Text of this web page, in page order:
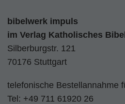
bibelwerk impuls
im Verlag Katholisches
Silberburgstr. 121
70176 Stuttgart
telefonische Bestellannahme
Tel: +49 711 61920 26